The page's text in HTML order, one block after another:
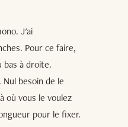
J'ai
Pour ce faire,
bas à droite.
besoin de le
où vous le voulez
pour le fixer.